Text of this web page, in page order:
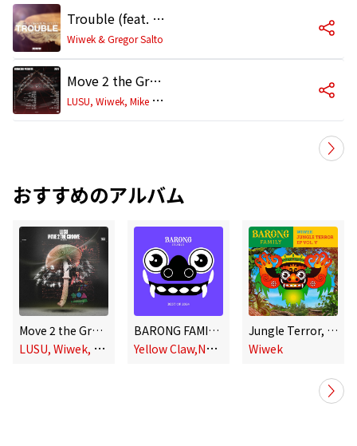
Trouble (feat. MC Spyder)
Wiwek & Gregor Salto
Move 2 the Groove (Extended Mix)
L
USU, Wiwek, Mike Cervello
おすすめのアルバム
Move 2 the Groove
L
USU, Wiwek, Mike Cervello
BARONG FAMILY: Best of 2024
Y
ellow Claw,Natte Visstick,RHYME,RayRay,Red Hood Squad,€URO TRA$H,Ceres,Whisnu Santika,Brett Allen,Wiwek,Valentina cy,Jimmi Rider,Mike Cervello,CASHEW,Makla,NEZIEL,MORY,Sihk,Alby Loud,MADGRRL,Victor Krum,Dirty Audio,ETC!ETC!,Dani King,Mind Compressor,Antenora,Sidenote,ZABO,Staarz,Haus of Panda,Stoltenhoff,Dead X,Liquid Silva,Hbrp
Jungle Terror, Vol. 5
Wiwek